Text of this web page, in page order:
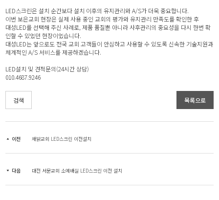
LED스크린은 설치 순간보다 설치 이후의 유지관리와 A/S가 더욱 중요합니다.
이번 보은교회 현장은 실제 사용 중인 교회의 평가와 유지관리 만족도를 확인한 후
대성LED를 선택해 주신 사례로, 제품 품질뿐 아니라 사후관리의 중요성을 다시 한번 확
인할 수 있었던 현장이었습니다.
대성LED는 앞으로도 전국 교회 고객들이 안심하고 사용할 수 있도록 신속한 기술지원과
체계적인 A/S 서비스를 제공하겠습니다.
LED설치 및 견적문의(24시간 상담)
010.4687.9246
검색 목록으로
이전 새밝교회 LED스크린 이전설치
다음 대전 서문교회 소예배실 LED스크린 이전 설치